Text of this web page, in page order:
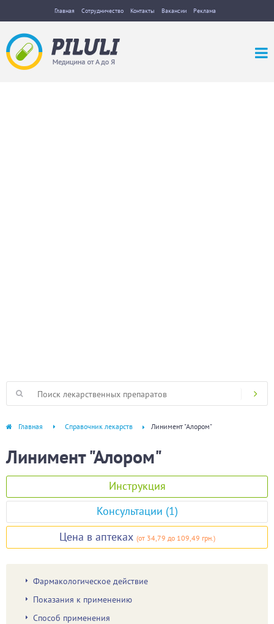
Главная Сотрудничество Контакты Вакансии Реклама
Главная Справочник лекарств Линимент "Алором"
Линимент "Алором"
Инструкция
Консультации (1)
Цена в аптеках (от 34,79 до 109,49 грн.)
Фармакологическое действие
Показания к применению
Способ применения